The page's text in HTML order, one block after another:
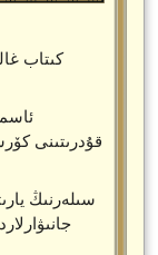
قۇدرىتىنى
سىلەرنىڭ